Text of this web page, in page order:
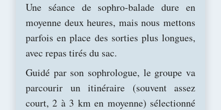
Une séance de sophro-balade dure en
moyenne deux heures, mais nous mettons
parfois en place des sorties plus longues,
avec repas tirés du sac.
Guidé par son sophrologue, le groupe va
parcourir un itinéraire (souvent assez
court, 2 à 3 km en moyenne) sélectionné